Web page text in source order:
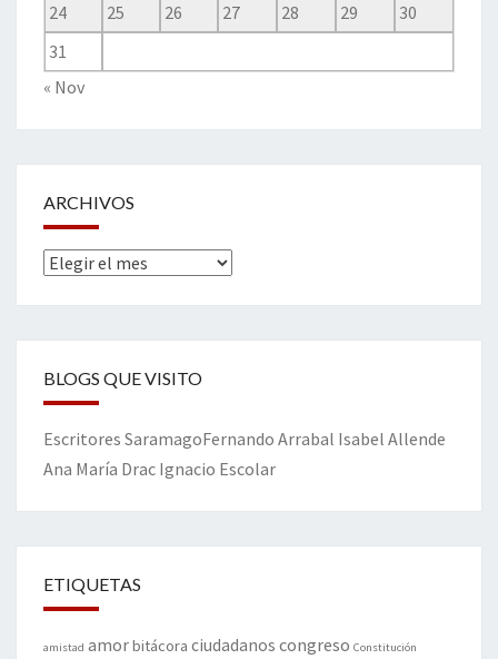
24
25 26 27 28 29
30
31
« Nov
ARCHIVOS
Archivos
BLOGS QUE VISITO
Escritores SaramagoFernando Arrabal Isabel Allende
Ana María Drac Ignacio Escolar
ETIQUETAS
amistad amorbitácora ciudadanos congreso Constitución